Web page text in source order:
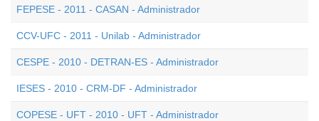
FEPESE - 2011 - CASAN - Administrador
CCV-UFC - 2011 - Unilab - Administrador
CESPE - 2010 - DETRAN-ES - Administrador
IESES - 2010 - CRM-DF - Administrador
COPESE - UFT - 2010 - UFT - Administrador